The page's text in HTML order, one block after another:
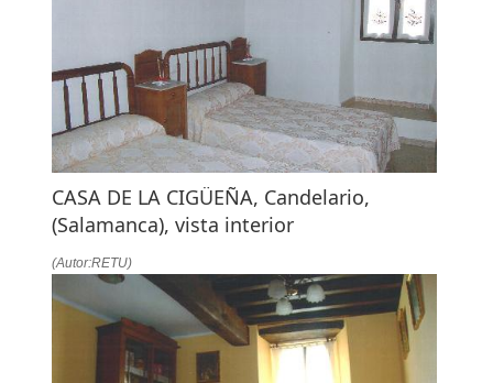
CASA DE LA CIGÜEÑA, Candelario,
(Salamanca), vista interior
(Autor:RETU)